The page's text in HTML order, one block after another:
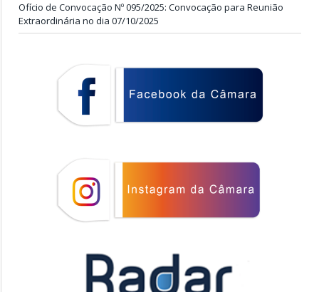
Ofício de Convocação Nº 095/2025: Convocação para Reunião
Extraordinária no dia 07/10/2025